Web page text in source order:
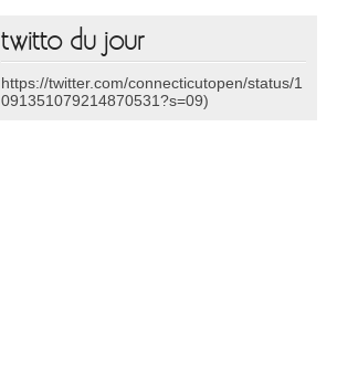
twitto du jour
https://twitter.com/connecticutopen/status/1
091351079214870531?s=09)